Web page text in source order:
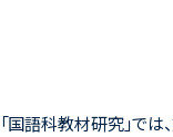
「国語科教材研究」で